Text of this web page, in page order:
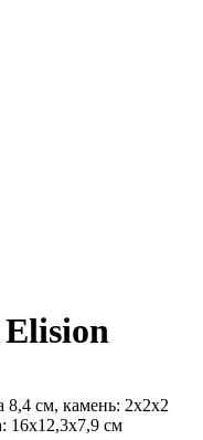
8,4 см, камень: 2х2х2
16х12,3х7,9 см